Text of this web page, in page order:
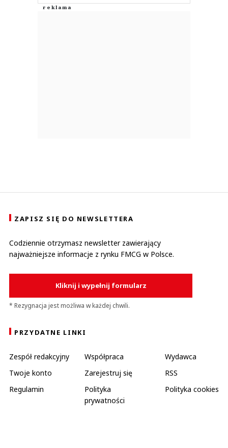
ZAPISZ SIĘ DO NEWSLETTERA
Codziennie otrzymasz newsletter zawierający
najważniejsze informacje z rynku FMCG w Polsce.
Kliknij i wypełnij formularz
* Rezygnacja jest możliwa w każdej chwili.
PRZYDATNE LINKI
Zespół redakcyjny Współpraca
Wydawca
Twoje konto
Zarejestruj się
RSS
Regulamin
Polityka
prywatności
Polityka cookies